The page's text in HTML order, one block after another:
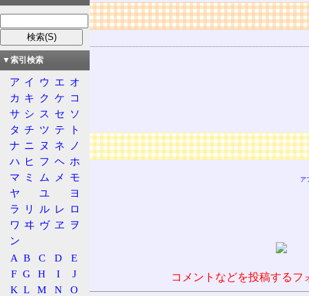
リンク
関連する用語
物質
原子
物質の三態
結晶
広告
ア
コメントなどを投稿する
▼索引検索
ア イ ウ エ オ
カ キ ク ケ コ
サ シ ス セ ソ
タ チ ツ テ
ト
ナ ニ ヌ ネ
ノ
ハ ヒ フ ヘ ホ
マ ミ ム メ
モ
ヤ
ユ
ヨ
ラ
リ ル レ ロ
ワ ヰ ヴ ヱ
ヲ
ン
A B C D
E
F G H I
J
K L M N
O